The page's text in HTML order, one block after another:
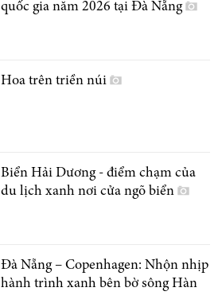
quốc gia năm 2026 tại Đà Nẵng
Hoa trên triền núi
Biển Hải Dương - điểm chạm của
du lịch xanh nơi cửa ngõ biển
Đà Nẵng – Copenhagen: Nhộn nhịp
hành trình xanh bên bờ sông Hàn